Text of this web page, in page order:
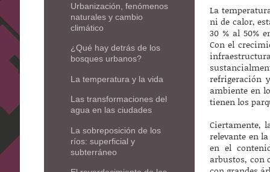
La
ni de calor,
30 % al 50%
Con el
refrigeración
ambiente en
tienen los
Ciertamente,
relevante en
en el
arbustos, con
Urbanización, fenómenos
naturales y cambio
climático
¿Qué hay detrás de los
bosques urbanos?
La temperatura y la vida
Las transformaciones del
agua en las ciudades
La sobreposición de los
ríos: superficial y
subterráneo